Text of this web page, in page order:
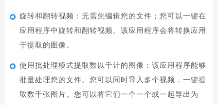
旋转和翻转视频：无需先编辑您的文件；您可以一键在
应用程序中旋转和翻转视频。该应用程序会将转换应用
于提取的图像。
使用批处理模式提取数以千计的图像：该应用程序能够
批量处理您的文件。您可以同时导入多个视频，一键提
取数千张图片。您可以将它们一个一个或一起导出为